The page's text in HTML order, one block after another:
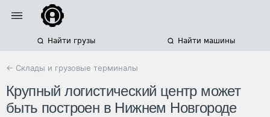
Найти грузы Найти машины
← Склады и грузовые терминалы
Крупный логистический центр может
быть построен в Нижнем Новгороде